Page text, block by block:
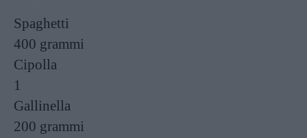
Spaghetti
400 grammi
Cipolla
1
Gallinella
200 grammi